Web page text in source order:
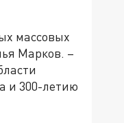
массовых
Марков. –
и 300-летию